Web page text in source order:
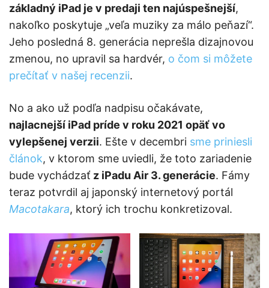
základný iPad je v predaji ten najúspešnejší,
nakoľko poskytuje „veľa muziky za málo peňazí“.
Jeho posledná 8. generácia neprešla dizajnovou
zmenou, no upravil sa hardvér, o čom si môžete
prečítať v našej recenzii.
No a ako už podľa nadpisu očakávate,
najlacnejší iPad príde v roku 2021 opäť vo
vylepšenej verzii. Ešte v decembri sme priniesli
článok, v ktorom sme uviedli, že toto zariadenie
bude vychádzať z iPadu Air 3. generácie. Fámy
teraz potvrdil aj japonský internetový portál
Macotakara, ktorý ich trochu konkretizoval.